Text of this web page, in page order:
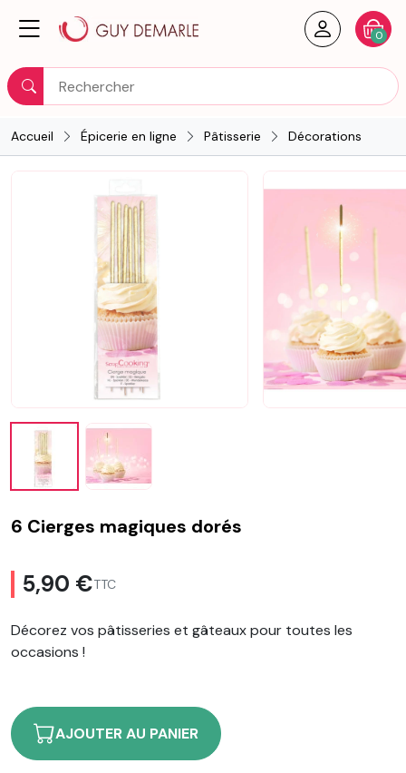
Rechercher
Créer
0
Accueil Épicerie en ligne Pâtisserie Décorations
6 Cierges magiques dorés
5,90 €TTC
Décorez vos pâtisseries et gâteaux pour toutes les
occasions !
AJOUTER AU PANIER